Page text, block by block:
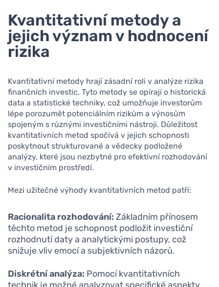
Kvantitativní metody a
jejich význam v hodnocení
rizika
Kvantitativní metody hrají zásadní roli v analýze rizika
finančních investic. Tyto metody se opírají o historická
data a statistické techniky, což umožňuje investorům
lépe porozumět potenciálním rizikům a výnosům
spojeným s různými investičními nástroji. Důležitost
kvantitativních metod spočívá v jejich schopnosti
poskytnout strukturované a vědecky podložené
analýzy, které jsou nezbytné pro efektivní rozhodování
v investičním prostředí.
Mezi užitečné výhody kvantitativních metod patří:
Racionalita rozhodování: Základním přínosem
těchto metod je schopnost podložit investiční
rozhodnutí daty a analytickými postupy, což
snižuje vliv emocí a subjektivních názorů.
Diskrétní analýza: Pomocí kvantitativních